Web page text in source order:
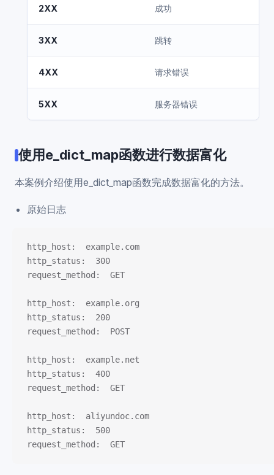
2XX 成功
3XX 跳转
4XX 请求错误
5XX 服务器错误
使用e_dict_map函数进行数据富化
本案例介绍使用e_dict_map函数完成数据富化的方法。
原始日志
http_host:  example.com
http_status:  300
request_method:  GET
http_host:  example.org
http_status:  200
request_method:  POST
http_host:  example.net
http_status:  400
request_method:  GET
http_host:  aliyundoc.com
http_status:  500
request_method:  GET